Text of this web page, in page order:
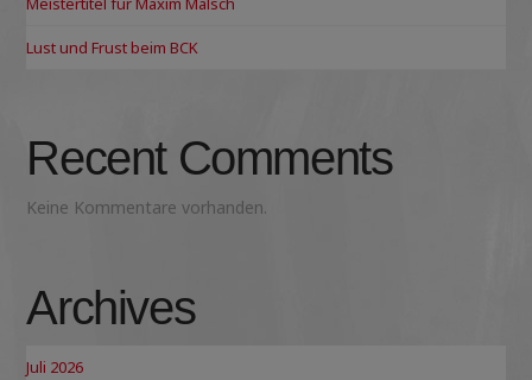
Lust und Frust beim BCK
Recent Comments
Keine Kommentare vorhanden.
Archives
Juli 2026